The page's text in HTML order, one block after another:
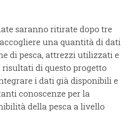
saranno ritirate dopo tre
una quantità di dati
di pesca, attrezzi utilizzati e
di questo progetto
i dati già disponibili e
conoscenze per la
della pesca a livello